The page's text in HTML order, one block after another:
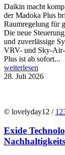
Daikin macht
der Madoka Plus
Raumregelung für
Die neue
und zuverlässige
VRV- und Sky-Air-
Plus ist ab sofort...
weiterlesen
28. Juli 2026
© lovelyday12 /
Exide